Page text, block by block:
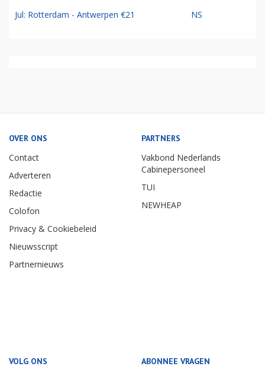
Jul: Rotterdam - Antwerpen €21 NS
OVER ONS
Contact
Adverteren
Redactie
Colofon
Privacy & Cookiebeleid
Nieuwsscript
Partnernieuws
PARTNERS
Vakbond Nederlands
Cabinepersoneel
TUI
NEWHEAP
VOLG ONS ABONNEE VRAGEN